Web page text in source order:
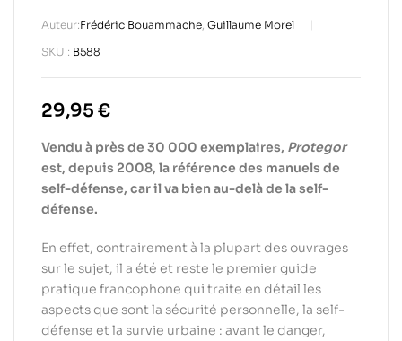
Auteur:Frédéric Bouammache, Guillaume Morel
SKU : B588
29,95 €
Vendu à près de 30 000 exemplaires, Protegor
est, depuis 2008, la référence des manuels de
self-défense, car il va bien au-delà de la self-
défense.
En effet, contrairement à la plupart des ouvrages
sur le sujet, il a été et reste le premier guide
pratique francophone qui traite en détail les
aspects que sont la sécurité personnelle, la self-
défense et la survie urbaine : avant le danger,